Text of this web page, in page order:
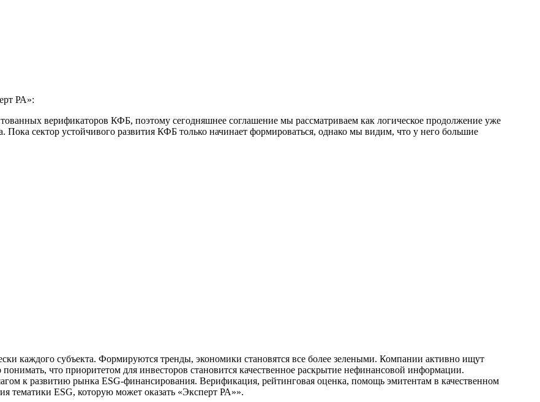
РА»:
верификаторов КФБ, поэтому сегодняшнее соглашение мы рассматриваем как логическое продолжение уже
Пока сектор устойчивого развития КФБ только начинает формироваться, однако мы видим, что у него большие
каждого субъекта. Формируются тренды, экономики становятся все более зелеными. Компании активно ищут
что приоритетом для инвесторов становится качественное раскрытие нефинансовой информации.
к развитию рынка ESG-финансирования. Верификация, рейтинговая оценка, помощь эмитентам в качественном
тематики ESG, которую может оказать «Эксперт РА»».